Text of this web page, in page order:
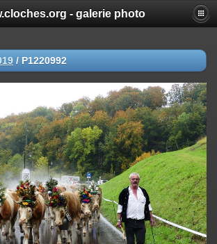
- galerie photo
/ P1220992